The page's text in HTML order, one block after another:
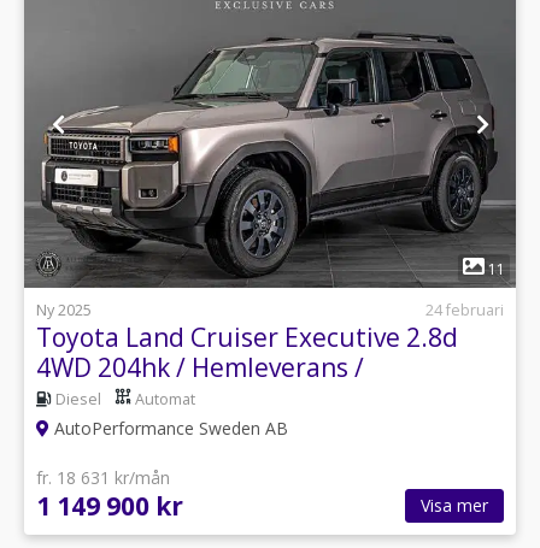
1
11
Ny 2025
24 februari
Toyota Land Cruiser Executive 2.8d
4WD 204hk / Hemleverans /
Diesel Automat
AutoPerformance Sweden AB
fr. 18 631 kr/mån
1 149 900 kr Visa mer